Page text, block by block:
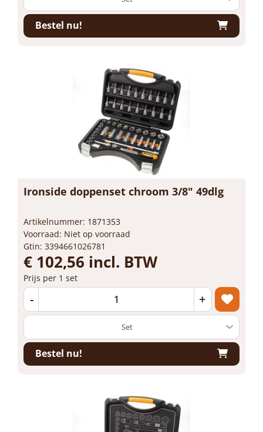
Bestel nu!
Ironside doppenset chroom 3/8" 49dlg
Artikelnummer: 1871353
Voorraad: Niet op voorraad
Gtin: 3394661026781
€ 102,56 incl. BTW
Prijs per 1 set
- +
Bestel nu!